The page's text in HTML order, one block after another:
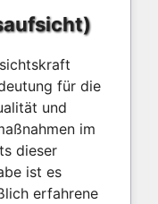
für die
und
im
dieser
ist es
erfahrene